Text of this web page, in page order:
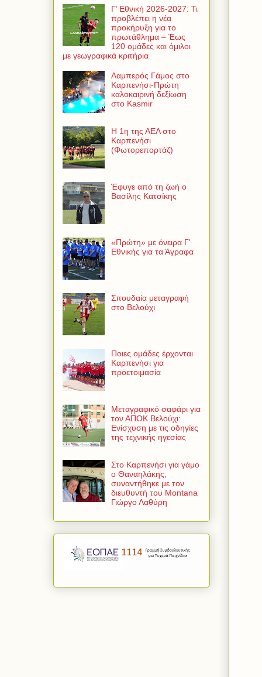
Γ’ Εθνική 2026-2027: Τι
προβλέπει η νέα
προκήρυξη για το
πρωτάθλημα – Έως
120 ομάδες και όμιλοι
με γεωγραφικά κριτήρια
Λαμπερός Γάμος στο
Καρπενήσι-Πρώτη
καλοκαιρινή δεξίωση
στο Kasmir
Η 1η της ΑΕΛ στο
Καρπενήσι
(Φωτορεπορτάζ)
Έφυγε από τη ζωή ο
Βασίλης Κατσίκης
«Πρώτη» με όνειρα Γ'
Εθνικής για τα Άγραφα
Σπουδαία μεταγραφή
στο Βελούχι
Ποιες ομάδες έρχονται
Καρπενήσι για
προετοιμασία
Μεταγραφικό σαφάρι για
τον ΑΠΟΚ Βελούχι:
Ενίσχυση με τις οδηγίες
της τεχνικής ηγεσίας
Στο Καρπενήσι για γάμο
ο Θαναηλάκης,
συναντήθηκε με τον
διευθυντή του Montana
Γιώργο Λαθύρη